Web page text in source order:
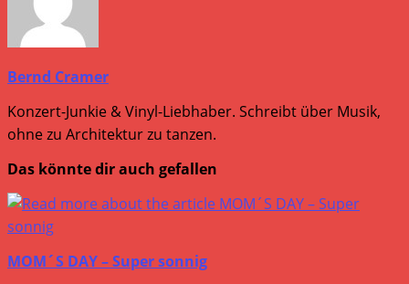
Bernd Cramer
Konzert-Junkie & Vinyl-Liebhaber. Schreibt über Musik,
ohne zu Architektur zu tanzen.
Das könnte dir auch gefallen
MOM´S DAY – Super sonnig